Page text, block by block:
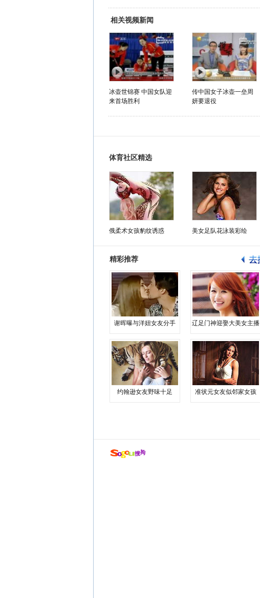
相关视频新闻
冰壶世锦赛 中国女队迎
来首场胜利
传中国女子冰壶一垒周
妍要退役
体育社区精选
俄柔术女孩豹纹诱惑 美女足队花泳装彩绘
精彩推荐
谢晖曝与洋妞女友分手 辽足门神迎娶大美女主播
约翰逊女友野味十足 准状元女友似邻家女孩